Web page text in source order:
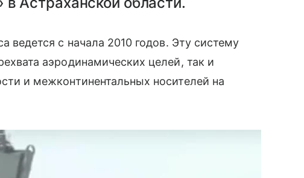
ведется с начала 2010 годов. Эту систему
аэродинамических целей, так и
и межконтинентальных носителей на